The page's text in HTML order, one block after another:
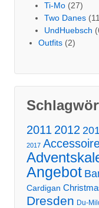
Ti-Mo (27)
Two Danes
UndHuebsch
Outfits (2)
2011 2012
2017
Angebot
Cardigan
Dresden Du-